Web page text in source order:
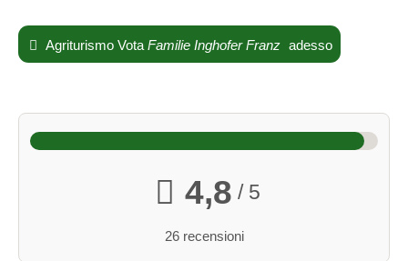
Suite Familiare - 4 persone
Dotazioni: doccia/WC, asciugacapelli, TV satellitare,
Parco naturale Heidenreichsteiner Moor
Agriturismo Vota Familie Inghofer Franz adesso
4,8 / 5
26 recensioni